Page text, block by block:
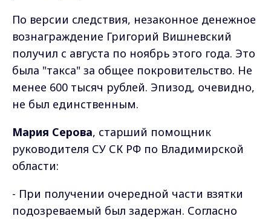
По версии следствия, незаконное денежное
вознаграждение Григорий Вишневский
получил с августа по ноябрь этого года. Это
была "такса" за общее покровительство. Не
менее 600 тысяч рублей. Эпизод, очевидно,
не был единственным.
Мария Серова, старший помощник
руководителя СУ СК РФ по Владимирской
области:
- При получении очередной части взятки
подозреваемый был задержан. Согласно